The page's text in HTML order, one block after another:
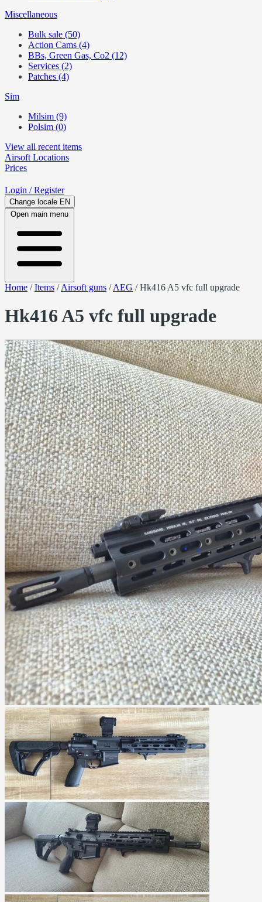
Miscellaneous
Bulk sale (50)
Action Cams (4)
BBs, Green Gas, Co2 (12)
Services (2)
Patches (4)
Sim
Milsim (9)
Polsim (0)
View all recent items
Airsoft Locations
Prices
Login / Register
Change locale EN
Open main menu
Home /Items /Airsoft guns /AEG /Hk416 A5 vfc full upgrade
Hk416 A5 vfc full upgrade